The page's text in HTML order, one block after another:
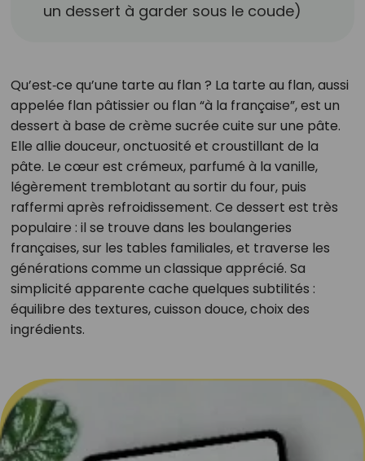
un dessert à garder sous le coude)
Qu’est‑ce qu’une tarte au flan ? La tarte au flan, aussi
appelée flan pâtissier ou flan “à la française”, est un
dessert à base de crème sucrée cuite sur une pâte.
Elle allie douceur, onctuosité et croustillant de la
pâte. Le cœur est crémeux, parfumé à la vanille,
légèrement tremblotant au sortir du four, puis
raffermi après refroidissement. Ce dessert est très
populaire : il se trouve dans les boulangeries
françaises, sur les tables familiales, et traverse les
générations comme un classique apprécié. Sa
simplicité apparente cache quelques subtilités :
équilibre des textures, cuisson douce, choix des
ingrédients.